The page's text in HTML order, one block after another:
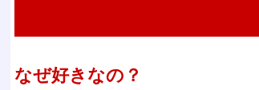
なぜ好きなの？